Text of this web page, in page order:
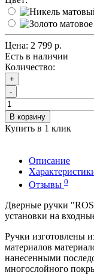
Цена: 2 799 р.
Есть в наличии
Количество:
+
-
В корзину
Купить в 1 клик
Описание
Отзывы 0
Дверные ручки
установки на
Ручки изготовлены
материалов
нанесенными
многослойного